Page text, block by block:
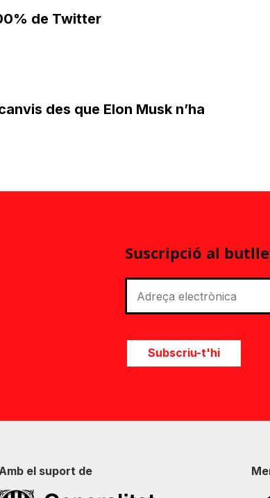
de Twitter
des que Elon Musk n’ha
Suscripció al
Subscriu-t'hi
el suport de